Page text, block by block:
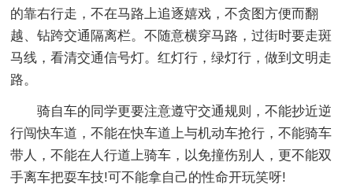
的靠右行走，不在马路上追逐嬉戏，不贪图方便而翻
越、钻跨交通隔离栏。不随意横穿马路，过街时要走斑
马线，看清交通信号灯。红灯行，绿灯行，做到文明走
路。
骑自车的同学更要注意遵守交通规则，不能抄近逆
行闯快车道，不能在快车道上与机动车抢行，不能骑车
带人，不能在人行道上骑车，以免撞伤别人，更不能双
手离车把耍车技!可不能拿自己的性命开玩笑呀!